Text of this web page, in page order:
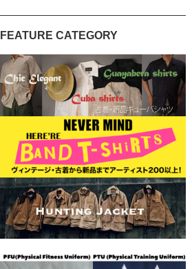
FEATURE CATEGORY